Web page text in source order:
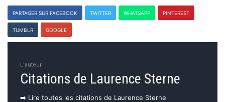
PARTAGER SUR FACEBOOK TWITTER WHATSAPP PINTEREST
TUMBLR GOOGLE
L'auteur
Citations de Laurence Sterne
➡️ Lire toutes les citations de Laurence Sterne